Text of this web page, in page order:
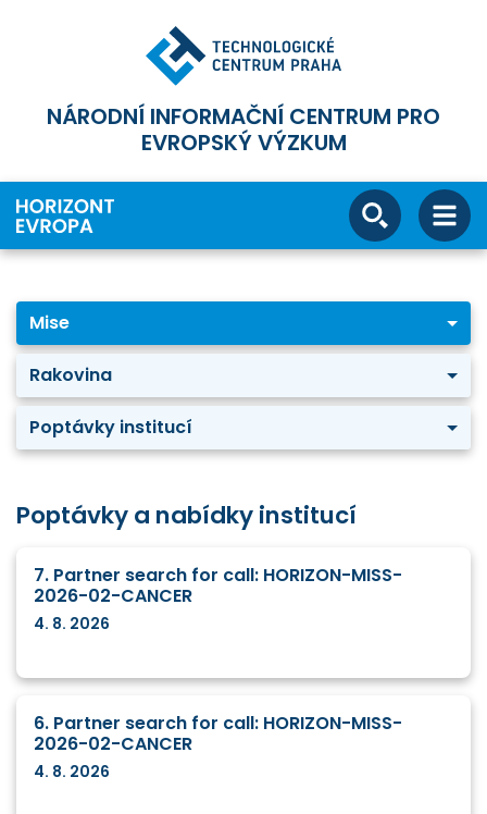
NÁRODNÍ INFORMAČNÍ CENTRUM PRO
EVROPSKÝ VÝZKUM
Mise
Rakovina
Poptávky institucí
Poptávky a nabídky institucí
7. Partner search for call: HORIZON-MISS-
2026-02-CANCER
4. 8. 2026
6. Partner search for call: HORIZON-MISS-
2026-02-CANCER
4. 8. 2026